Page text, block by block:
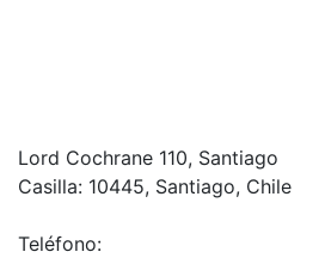
Lord Cochrane 110, Santiago
Casilla: 10445, Santiago, Chile
Teléfono: